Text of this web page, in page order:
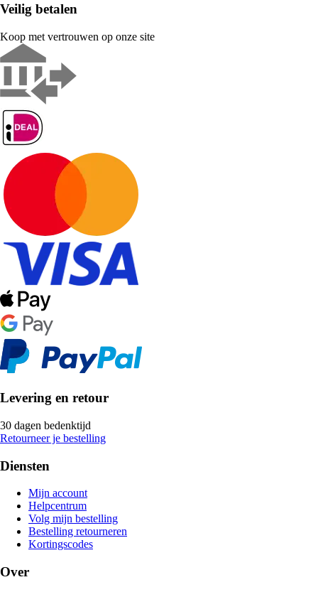
Veilig betalen
Koop met vertrouwen op onze site
Levering en retour
30 dagen bedenktijd
Retourneer je bestelling
Diensten
Mijn account
Helpcentrum
Volg mijn bestelling
Bestelling retourneren
Kortingscodes
Over